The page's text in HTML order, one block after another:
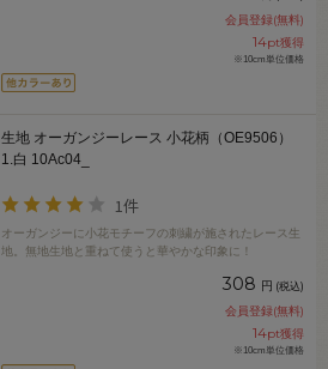
会員登録(無料)
14pt獲得
※10cm単位価格
生地 オーガンジーレース 小花柄（OE9506）
1.白 10Ac04_
1件
オーガンジーに小花モチーフの刺繍が施されたレース生
地。無地生地と重ねて使うと華やかな印象に！
308 円 (税込)
会員登録(無料)
14pt獲得
※10cm単位価格